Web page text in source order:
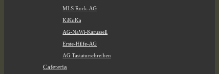
MLS Rock-AG
KiKuKa
AG-NaWi-Karussell
Erste-Hilfe-AG
AG Tastaturschreiben
Cafeteria